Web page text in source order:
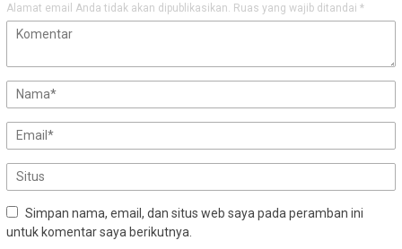
Alamat email Anda tidak akan dipublikasikan. Ruas yang wajib ditandai *
Simpan nama, email, dan situs web saya pada peramban ini
untuk komentar saya berikutnya.